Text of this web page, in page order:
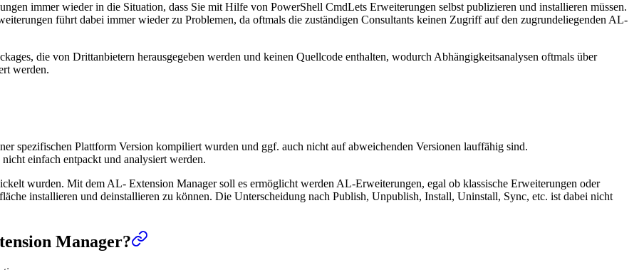
immer wieder in die Situation, dass Sie mit Hilfe von PowerShell CmdLets Erweiterungen selbst publizieren und installieren müssen.
führt dabei immer wieder zu Problemen, da oftmals die zuständigen Consultants keinen Zugriff auf den zugrundeliegenden AL-
die von Drittanbietern herausgegeben werden und keinen Quellcode enthalten, wodurch Abhängigkeitsanalysen oftmals über
werden.
spezifischen Plattform Version kompiliert wurden und ggf. auch nicht auf abweichenden Versionen lauffähig sind.
einfach entpackt und analysiert werden.
wurden. Mit dem AL- Extension Manager soll es ermöglicht werden AL-Erweiterungen, egal ob klassische Erweiterungen oder
installieren und deinstallieren zu können. Die Unterscheidung nach Publish, Unpublish, Install, Uninstall, Sync, etc. ist dabei nicht
Manager?